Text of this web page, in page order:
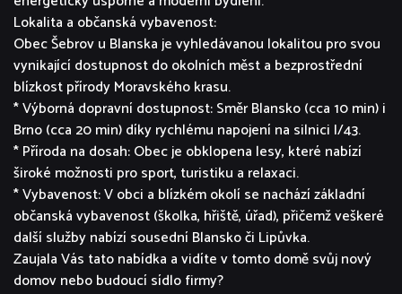
Lokalita a občanská vybavenost:
Obec Šebrov u Blanska je vyhledávanou lokalitou pro svou
vynikající dostupnost do okolních měst a bezprostřední
blízkost přírody Moravského krasu.
* Výborná dopravní dostupnost: Směr Blansko (cca 10 min) i
Brno (cca 20 min) díky rychlému napojení na silnici I/43.
* Příroda na dosah: Obec je obklopena lesy, které nabízí
široké možnosti pro sport, turistiku a relaxaci.
* Vybavenost: V obci a blízkém okolí se nachází základní
občanská vybavenost (školka, hřiště, úřad), přičemž veškeré
další služby nabízí sousední Blansko či Lipůvka.
Zaujala Vás tato nabídka a vidíte v tomto domě svůj nový
domov nebo budoucí sídlo firmy?